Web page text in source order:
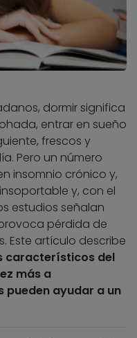
dormir significa
entrar en sueño
frescos y
Pero un número
insomnio crónico y,
y, con el
estudios señalan
pérdida de
Este artículo describe
característicos del
más a
pueden ayudar a un